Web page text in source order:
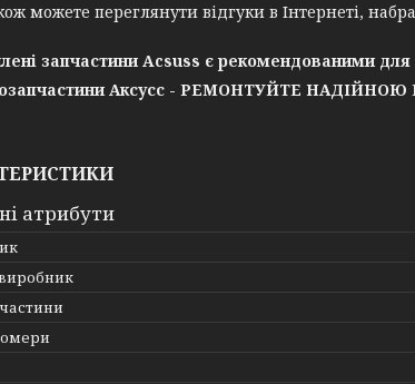
можете переглянути відгуки в Інтернеті,
запчастини Acsuss є рекомендованими для
Аксусс - РЕМОНТУЙТЕ
атрибути